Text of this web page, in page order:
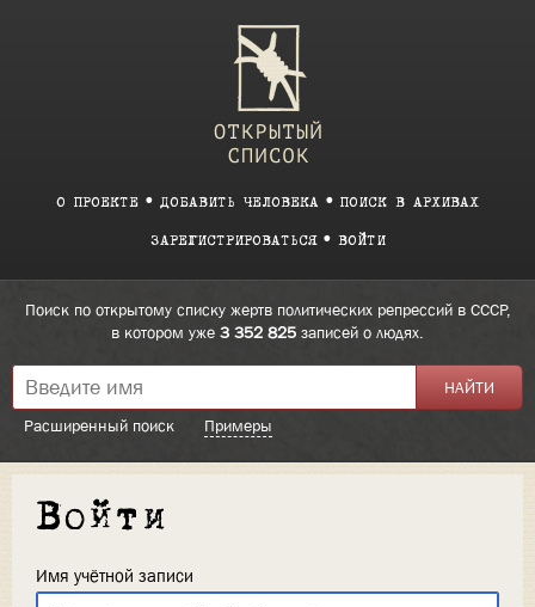
О ПРОЕКТЕ ДОБАВИТЬ ЧЕЛОВЕКА ПОИСК В АРХИВАХ
ЗАРЕГИСТРИРОВАТЬСЯ ВОЙТИ
Поиск по открытому списку жертв политических репрессий в СССР,
в котором уже 3 352 825 записей о людях.
Расширенный поиск Примеры
Войти
Имя учётной записи